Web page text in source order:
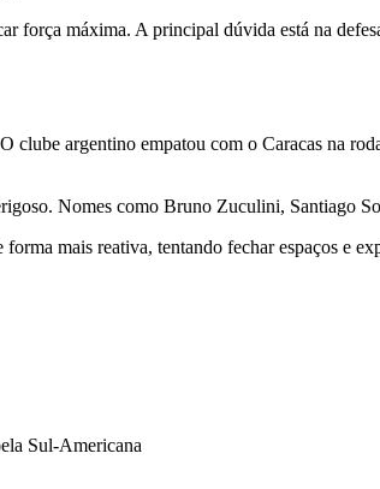
força máxima. A principal dúvida está na
clube argentino empatou com o Caracas na
Nomes como Bruno Zuculini, Santiago
mais reativa, tentando fechar espaços e
Sul-Americana